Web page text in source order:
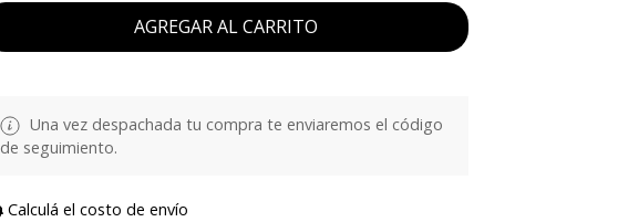
AGREGAR AL CARRITO
Una vez despachada tu compra te enviaremos el código
de seguimiento.
Calculá el costo de envío